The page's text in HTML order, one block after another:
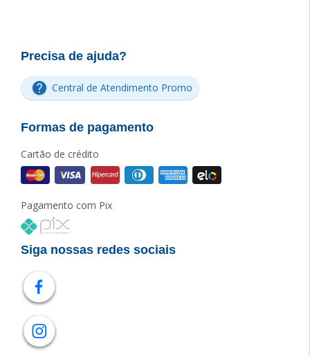
Precisa de ajuda?
Central de Atendimento Promo
Formas de pagamento
Cartão de crédito
Pagamento com Pix
Siga nossas redes sociais